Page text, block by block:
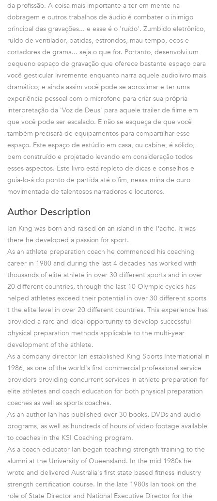
da profissão. A coisa mais importante a ter em mente na
dobragem e outros trabalhos de áudio é combater o inimigo
principal das gravações... e esse é o 'ruído'. Zumbido eletrônico,
ruído de ventilador, batidas, estrondos, mau tempo, ecos e
cortadores de grama... seja o que for. Portanto, desenvolvi um
pequeno espaço de gravação que oferece bastante espaço para
você gesticular livremente enquanto narra aquele audiolivro mais
dramático, e ainda assim você pode se aproximar e ter uma
experiência pessoal com o microfone para criar sua própria
interpretação da 'Voz de Deus' para aquele trailer de filme em
que você pode ser escalado. E não se esqueça de que você
também precisará de equipamentos para compartilhar esse
espaço. Este espaço de estúdio em casa, ou cabine, é sólido,
bem construído e projetado levando em consideração todos
esses aspectos. Este livro está repleto de dicas e conselhos e
guia-lo-á do ponto de partida até o fim, nessa mina de ouro
movimentada de talentosos narradores e locutores.
Author Description
Ian King was born and raised on an island in the Pacific. It was
there he developed a passion for sport.
As an athlete preparation coach he commenced his coaching
career in 1980 and during the last 4 decades has worked with
thousands of elite athlete in over 30 different sports and in over
20 different countries, through the last 10 Olympic cycles has
helped athletes exceed their potential in over 30 different sports
t the elite level in over 20 different countries. This experience has
provided a rare and ideal opportunity to develop successful
physical preparation methods applicable to the multi-year
development of the athlete.
As a company director Ian established King Sports International in
1986, as one of the world's first commercial professional service
providers providing concurrent services in athlete preparation for
elite athletes and coach education for both physical preparation
coaches as well as sports coaches.
As an author Ian has published over 30 books, DVDs and audio
programs, as well as hundreds of hours of video footage available
to coaches in the KSI Coaching program.
As a coach educator Ian began teaching strength training to the
alumni at the University of Queensland. In the mid 1980s he
wrote and delivered Australia's first state based fitness industry
strength certification course. In the late 1980s Ian took on the
role of State Director and National Executive Director for the